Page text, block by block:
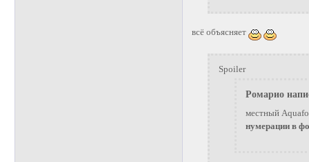
всё объясняет
Spoiler
Ромарио
местный
нумерации в